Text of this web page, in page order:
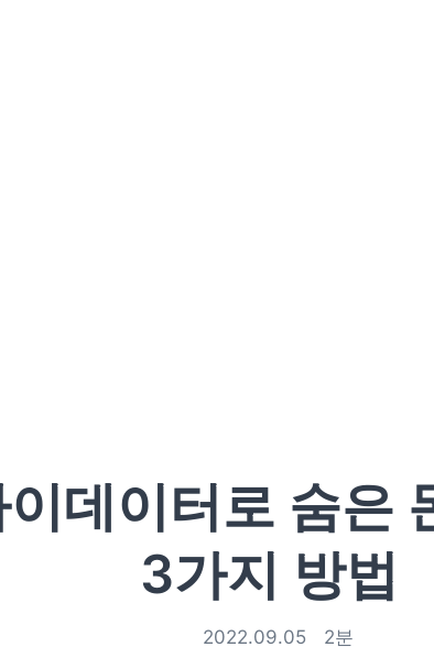
이데이터로 숨은
3가지 방법
2022.09.05 2분